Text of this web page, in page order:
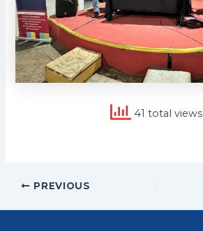
41 total views
Post PREVIOUS